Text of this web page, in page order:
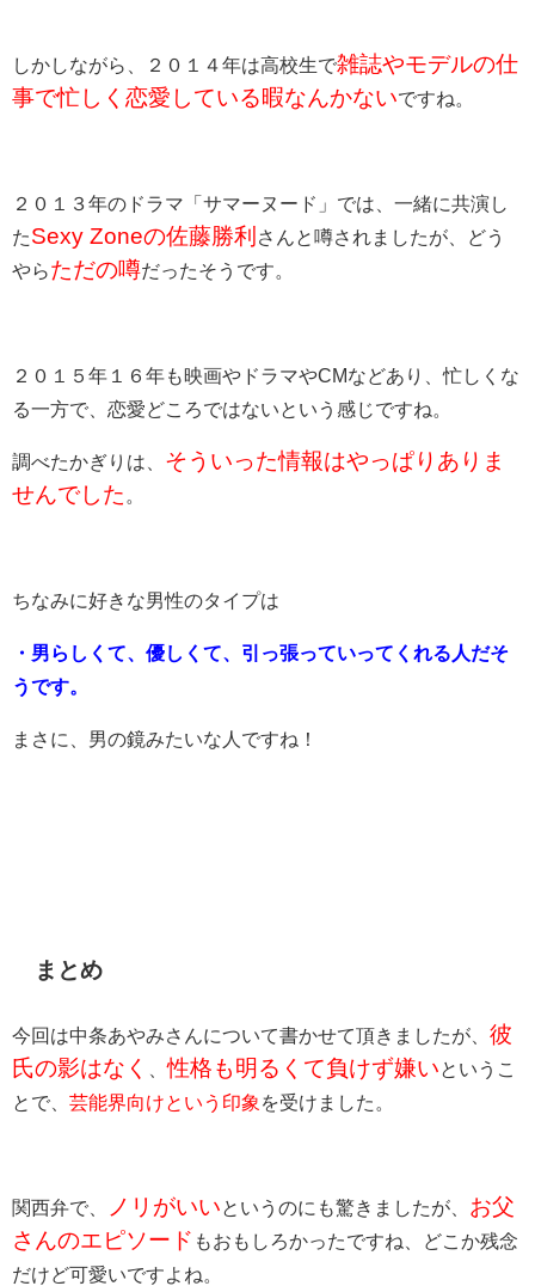
しかしながら、２０１４年は高校生で雑誌やモデルの仕
事で忙しく恋愛している暇なんかないですね。
２０１３年のドラマ「サマーヌード」では、一緒に共演し
たSexy Zoneの佐藤勝利 さんと噂されましたが、どう
やらただの噂だったそうです。
２０１５年１６年も映画やドラマやCMなどあり、忙しくな
る一方で、恋愛どころではないという感じですね。
調べたかぎりは、 そういった情報はやっぱりありま
せんでした 。
ちなみに好きな男性のタイプは
・男らしくて、優しくて、引っ張っていってくれる人だそ
うです。
まさに、男の鏡みたいな人ですね！
まとめ
今回は中条あやみさんについて書かせて頂きましたが、 彼
氏の影はなく
、性格も明るくて負けず嫌いというこ
とで、 芸能界向けという印象 を受けました。
関西弁で、 ノリがいいというのにも驚きましたが、 お父
さんのエピソード もおもしろかったですね、どこか残念
だけど可愛いですよね。